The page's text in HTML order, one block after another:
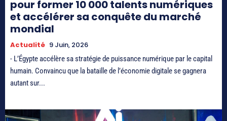
pour former 10 000 talents numériques
et accélérer sa conquête du marché
mondial
Actualité 9 Juin, 2026
- L’Égypte accélère sa stratégie de puissance numérique par le capital
humain. Convaincu que la bataille de l’économie digitale se gagnera
autant sur...